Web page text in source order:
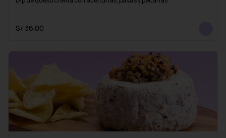
S/ 36.00